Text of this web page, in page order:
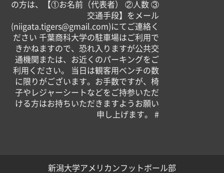
の方は、【①お名前（代表者） ②人数 ③
交通手段】をメール
(niigata.tigers@gmail.com)にてご連絡く
ださい 千葉商科大学の駐車場はご利用で
きかねますので、恐れ入りますが公共交
通機関または、お近くのパーキングをご
利用ください。 当日は観客用ベンチの数
に限りがございます。お手数ですが、椅
子やレジャーシートなどをご持参いただ
ける方はお持ちいただきますようお願い
申し上げます。 #
新潟大学アメリカンフットボール部